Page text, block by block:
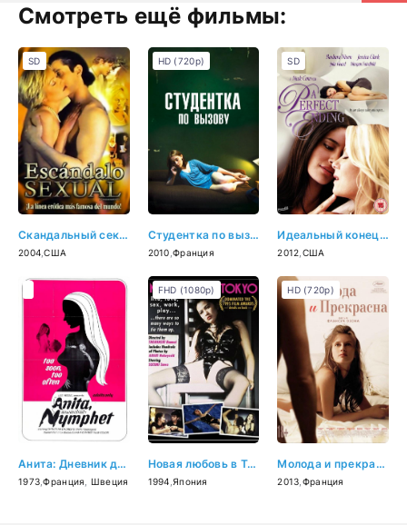
Смотреть ещё фильмы:
Скандальный секс (2004)
2004 ,США
SD
Студентка по вызову (2010)
2010 ,Франция
HD (720p)
Идеальный конец (2012)
2012 США
SD
Анита: Дневник девушки-подростка (1973)
1973 ,Франция Швеция
Новая любовь в Токио (1994)
1994 Япония
FHD (1080p)
Молода и прекрасна (2013)
2013 Франция
HD (720p)